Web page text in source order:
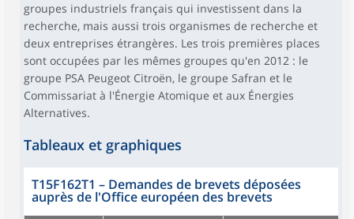
groupes industriels français qui investissent dans la
recherche, mais aussi trois organismes de recherche et
deux entreprises étrangères. Les trois premières places
sont occupées par les mêmes groupes qu'en 2012 : le
groupe PSA Peugeot Citroën, le groupe Safran et le
Commissariat à l'Énergie Atomique et aux Énergies
Alternatives.
Tableaux et graphiques
T15F162T1 – Demandes de brevets déposées
auprès de l'Office européen des brevets